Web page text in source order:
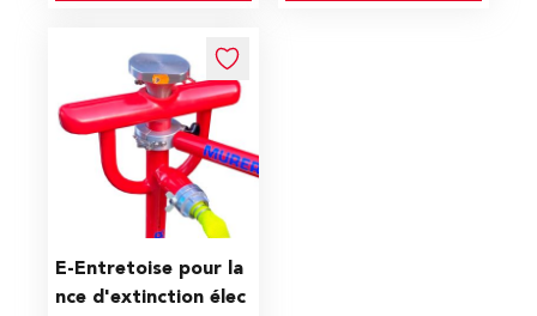
E-Entretoise pour la
nce d'extinction élec